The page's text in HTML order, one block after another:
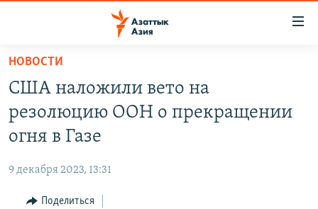
Вернуться
основному
содержанию
Вернутся
главной
навигации
Вернутся
КЫРГЫЗСТАН
ТАДЖИКИСТАН
ВОЙНА В УКРАИНЕ
ҚАЗАҚША
КЫРГЫЗЧА
НОВОСТИ
США наложили вето на
резолюцию ООН о прекращении
огня в Газе
9 декабря 2023, 13:31
Поделиться